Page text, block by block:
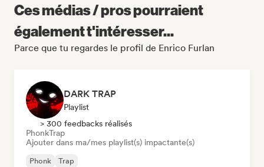
Ces médias / pros pourraient
également t'intéresser...
Parce que tu regardes le profil de Enrico Furlan
DARK TRAP
Playlist
> 300 feedbacks réalisés
PhonkTrap
Ajouter dans ma/mes playlist(s) impactante(s)
Phonk Trap